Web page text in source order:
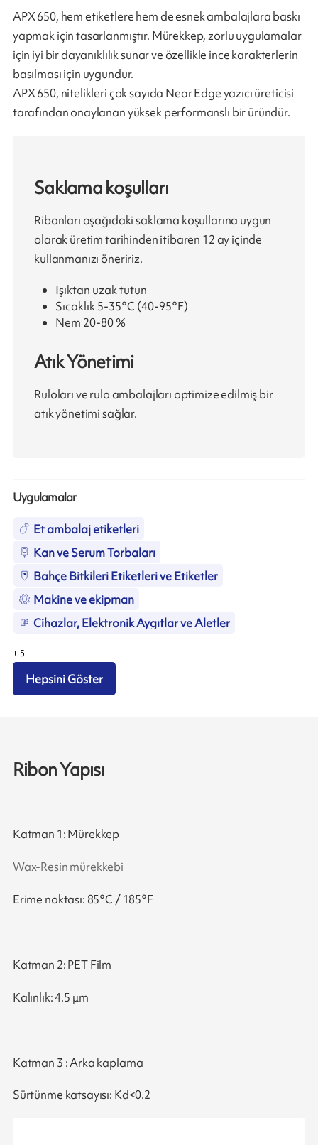
APX 650, hem etiketlere hem de esnek ambalajlara baskı
yapmak için tasarlanmıştır. Mürekkep, zorlu uygulamalar
için iyi bir dayanıklılık sunar ve özellikle ince karakterlerin
basılması için uygundur.
APX 650, nitelikleri çok sayıda Near Edge yazıcı üreticisi
tarafından onaylanan yüksek performanslı bir üründür.
Saklama koşulları
Ribonları aşağıdaki saklama koşullarına uygun
olarak üretim tarihinden itibaren 12 ay içinde
kullanmanızı öneririz.
Işıktan uzak tutun
Sıcaklık 5-35°C (40-95°F)
Nem 20-80 %
Atık Yönetimi
Ruloları ve rulo ambalajları optimize edilmiş bir
atık yönetimi sağlar.
Uygulamalar
Et ambalaj etiketleri
Kan ve Serum Torbaları
Bahçe Bitkileri Etiketleri ve Etiketler
Makine ve ekipman
Cihazlar, Elektronik Aygıtlar ve Aletler
+ 5
Hepsini Göster
Ribon Yapısı
Katman 1: Mürekkep
Wax-Resin mürekkebi
Erime noktası: 85°C / 185°F
Katman 2: PET Film
Kalınlık: 4.5 μm
Katman 3 : Arka kaplama
Sürtünme katsayısı: Kd<0.2